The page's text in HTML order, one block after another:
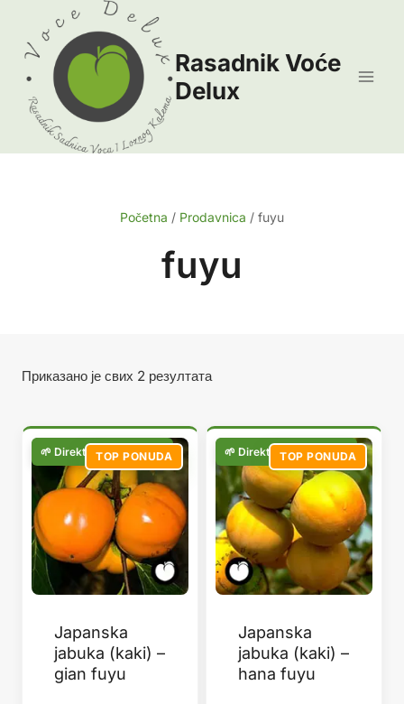
content
Rasadnik Voće
Delux
Početna / Prodavnica / fuyu
fuyu
Приказано је свих 2 резултатаСортирано
популарности
TOP PONUDA
Japanska
jabuka (kaki) –
gian fuyu
TOP PONUDA
Japanska
jabuka (kaki) –
hana fuyu